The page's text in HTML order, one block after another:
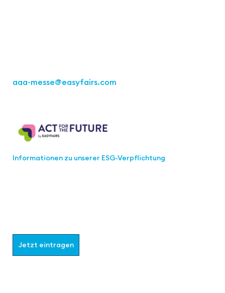
aaa-messe@easyfairs.com
Informationen zu unserer ESG-Verpflichtung
Jetzt eintragen